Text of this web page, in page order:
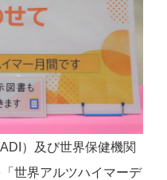
）及び世界保健機関
世界アルツハイマーデ